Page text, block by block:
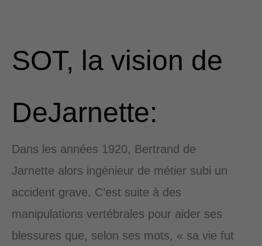
SOT, la vision de
DeJarnette:
Dans les années 1920, Bertrand de
Jarnette alors ingénieur de métier subi un
accident grave. C’est suite à des
manipulations vertébrales pour aider ses
blessures que, selon ses mots, « sa vie fut